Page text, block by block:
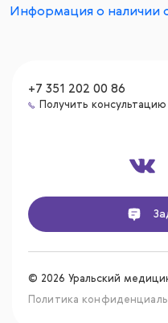
Информация о наличии
+7 351 202 00 86
Получить консультацию
© 2026 Уральский
Политика